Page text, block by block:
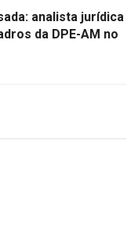
analista jurídica
da DPE-AM no